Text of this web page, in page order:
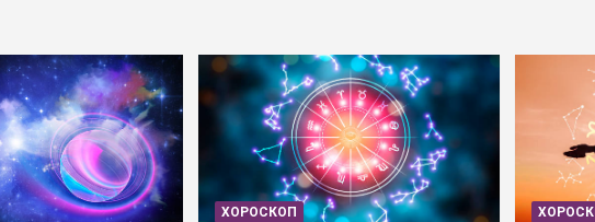
ХОРОСКОП